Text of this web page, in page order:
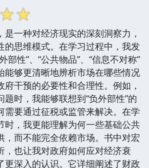
☆☆
一种对经济现实的深刻洞察力，
的思维模式。在学习过程中，我发
部性”、“公共物品”、“信息不对称”
能够更清晰地辨析市场在哪些情况
干预的必要性和合理性。例如，
时，我能够联想到“负外部性”的
需要通过征税或监管来解决。在学
时，我更能理解为何一些基础公共
，而不能完全依赖市场。书中对宏
，也让我对政府如何应对经济衰
更深入的认识。它详细阐述了财政